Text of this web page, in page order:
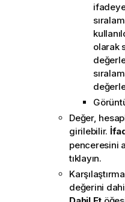
olarak
Değer,
girilebilir.
penceresini
tıklayın.
değerini